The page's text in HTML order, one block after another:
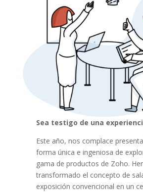
Sea testigo de una
Este año, nos complace
forma única e ingeniosa de
gama de productos de Zoho.
transformado el concepto de
exposición convencional en un